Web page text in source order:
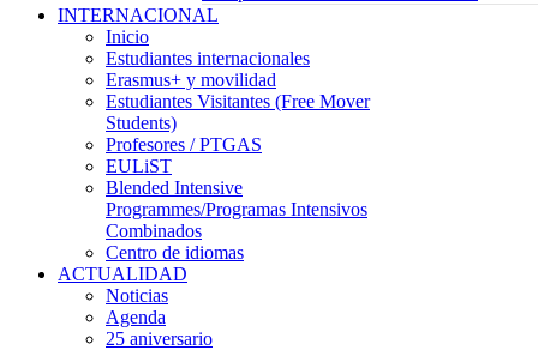
INTERNACIONAL
Inicio
Estudiantes internacionales
Erasmus+ y movilidad
Estudiantes Visitantes (Free Mover
Students)
Profesores / PTGAS
EULiST
Blended Intensive
Programmes/Programas Intensivos
Combinados
Centro de idiomas
ACTUALIDAD
Noticias
Agenda
25 aniversario